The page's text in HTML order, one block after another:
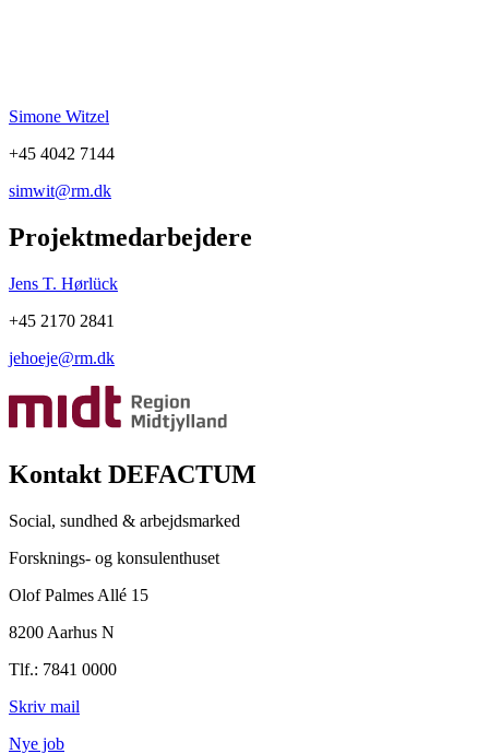
Simone Witzel
+45 4042 7144
simwit@rm.dk
Projektmedarbejdere
Jens T. Hørlück
+45 2170 2841
jehoeje@rm.dk
Kontakt DEFACTUM
Social, sundhed & arbejdsmarked
Forsknings- og konsulenthuset
Olof Palmes Allé 15
8200 Aarhus N
Tlf.: 7841 0000
Skriv mail
Nye job